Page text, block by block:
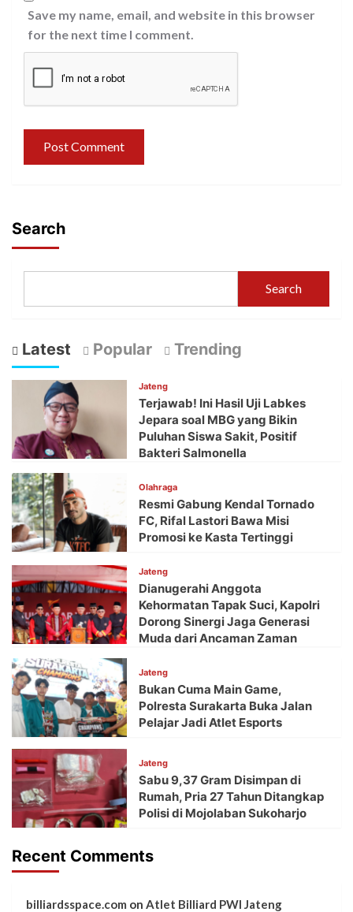
Save my name, email, and website in this browser
for the next time I comment.
Search
Search
Latest Popular Trending
Jateng
Terjawab! Ini Hasil Uji Labkes
Jepara soal MBG yang Bikin
Puluhan Siswa Sakit, Positif
Bakteri Salmonella
Olahraga
Resmi Gabung Kendal Tornado
FC, Rifal Lastori Bawa Misi
Promosi ke Kasta Tertinggi
Jateng
Dianugerahi Anggota
Kehormatan Tapak Suci, Kapolri
Dorong Sinergi Jaga Generasi
Muda dari Ancaman Zaman
Jateng
Bukan Cuma Main Game,
Polresta Surakarta Buka Jalan
Pelajar Jadi Atlet Esports
Jateng
Sabu 9,37 Gram Disimpan di
Rumah, Pria 27 Tahun Ditangkap
Polisi di Mojolaban Sukoharjo
Recent Comments
billiardsspace.com on Atlet Billiard PWI Jateng